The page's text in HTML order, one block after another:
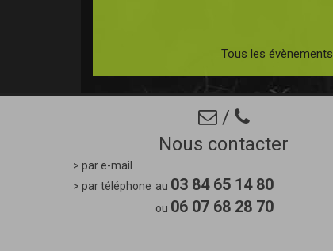
Tous les évènements
/
Nous contacter
> par e-mail
> par téléphone au 03 84 65 14 80
ou 06 07 68 28 70